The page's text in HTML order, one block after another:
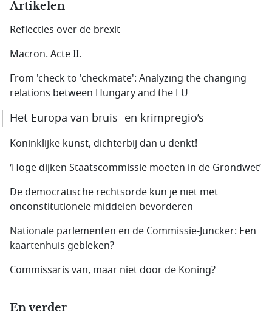
Artikelen
Reflecties over de brexit
Macron. Acte II.
From 'check to 'checkmate': Analyzing the changing
relations between Hungary and the EU
Het Europa van bruis- en krimpregio’s
Koninklijke kunst, dichterbij dan u denkt!
‘Hoge dijken Staatscommissie moeten in de Grondwet’
De democratische rechtsorde kun je niet met
onconstitutionele middelen bevorderen
Nationale parlementen en de Commissie-Juncker: Een
kaartenhuis gebleken?
Commissaris van, maar niet door de Koning?
En verder